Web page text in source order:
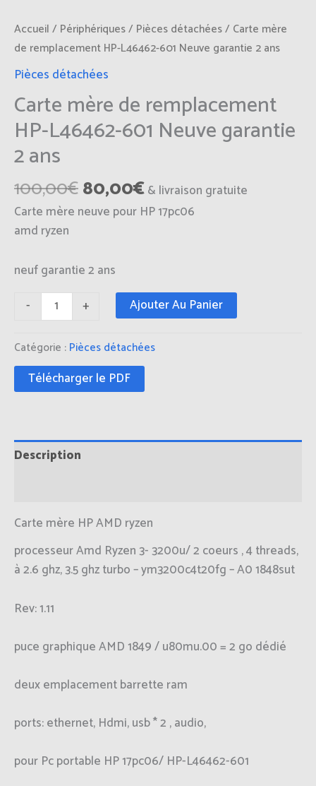
Accueil / Périphériques/ Pièces détachées/ Carte mère
de remplacement HP-L46462-601 Neuve garantie 2 ans
Pièces détachées
Carte mère de remplacement
HP-L46462-601 Neuve garantie
2 ans
100,00€80,00€& livraison gratuite
Carte mère neuve pour HP 17pc06
amd ryzen
neuf garantie 2 ans
-
+ Ajouter Au Panier
Catégorie : Pièces détachées
Télécharger le PDF
Description
Carte mère HP AMD ryzen
processeur Amd Ryzen 3- 3200u/ 2 coeurs , 4 threads,
à 2.6 ghz, 3.5 ghz turbo – ym3200c4t20fg – A0 1848sut
Rev: 1.11
puce graphique AMD 1849 / u80mu.00 = 2 go dédié
deux emplacement barrette ram
ports: ethernet, Hdmi, usb * 2 , audio,
pour Pc portable HP 17pc06/ HP-L46462-601